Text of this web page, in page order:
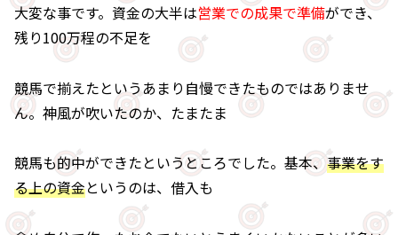
大変な事です。資金の大半は営業での成果で準備ができ、
残り100万程の不足を
競馬で揃えたというあまり自慢できたものではありませ
ん。神風が吹いたのか、たまたま
競馬も的中ができたというところでした。基本、 事業をす
る上の資金というのは、借入も